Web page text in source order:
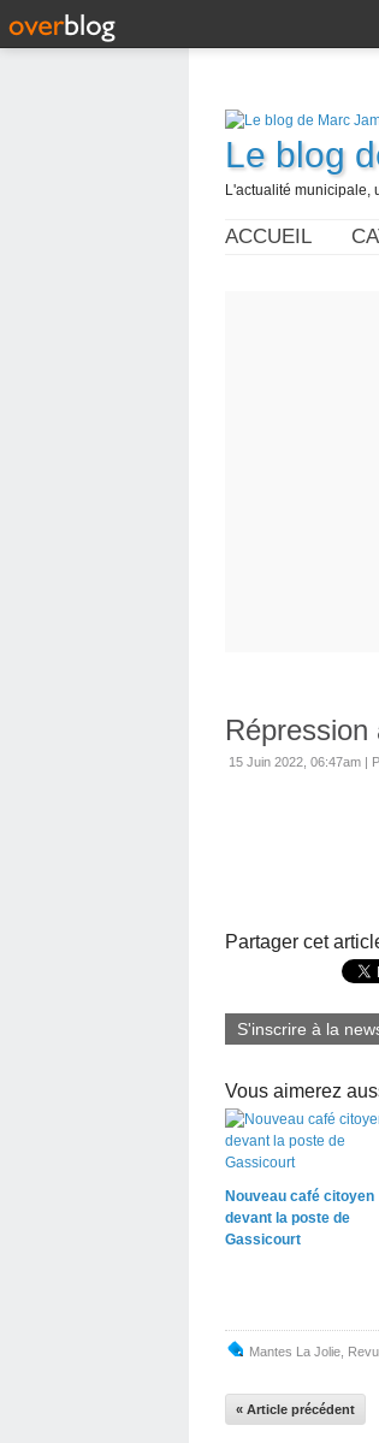
Le blog
L'actualité municipale,
ACCUEIL
15 Juin 2022, 06:47am |
Partager cet
S'inscrire à la
Vous aimerez
Nouveau café citoyen
devant la poste de
Gassicourt
Mantes La Jolie
« Article précédent